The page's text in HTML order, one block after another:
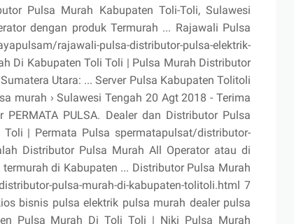
Pulsa Murah Kabupaten Toli-Toli, Sulawesi
dengan produk Termurah ... Rajawali Pulsa
rajawali-pulsa-distributor-pulsa-elektrik-
Di Kabupaten Toli Toli | Pulsa Murah Distributor
Utara: ... Server Pulsa Kabupaten Tolitoli
murah › Sulawesi Tengah 20 Agt 2018 - Terima
PULSA. Dealer dan Distributor Pulsa
| Permata Pulsa spermatapulsat/distributor-
Distributor Pulsa Murah All Operator atau di
di Kabupaten ... Distributor Pulsa Murah
pulsa-murah-di-kabupaten-tolitoli.html 7
bisnis pulsa elektrik pulsa murah dealer pulsa
Pulsa Murah Di Toli Toli | Niki Pulsa Murah